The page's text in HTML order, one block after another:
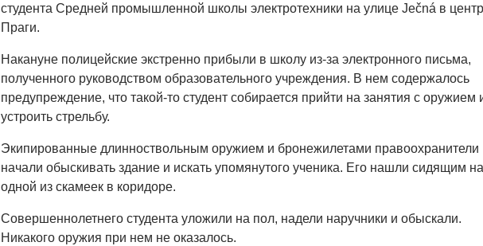
студента Средней промышленной школы электротехники на улице Ječná в
Праги.
Накануне полицейские экстренно прибыли в школу из-за электронного письма,
полученного руководством образовательного учреждения. В нем содержалось
предупреждение, что такой-то студент собирается прийти на занятия с оружием
устроить стрельбу.
Экипированные длинноствольным оружием и бронежилетами правоохранители
начали обыскивать здание и искать упомянутого ученика. Его нашли сидящим на
одной из скамеек в коридоре.
Совершеннолетнего студента уложили на пол, надели наручники и обыскали.
Никакого оружия при нем не оказалось.